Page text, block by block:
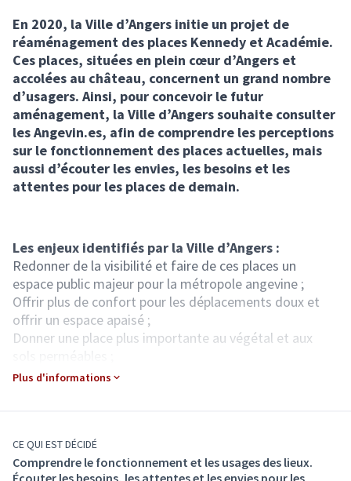
En 2020, la Ville d’Angers initie un projet de
réaménagement des places Kennedy et Académie.
Ces places, situées en plein cœur d’Angers et
accolées au château, concernent un grand nombre
d’usagers. Ainsi, pour concevoir le futur
aménagement, la Ville d’Angers souhaite consulter
les Angevin.es, afin de comprendre les perceptions
sur le fonctionnement des places actuelles, mais
aussi d’écouter les envies, les besoins et les
attentes pour les places de demain.
Les enjeux identifiés par la Ville d’Angers :
Redonner de la visibilité et faire de ces places un
espace public majeur pour la métropole angevine ;
Offrir plus de confort pour les déplacements doux et
offrir un espace apaisé ;
Donner une place plus importante au végétal et aux
Permettre de nouveaux usages, faciliter les rencontres,
COMMENT PARTICIPER ?
Le temps du diagnostic participatif !
Plus d'informations
CE QUI EST DÉCIDÉ
Comprendre le fonctionnement et les usages des lieux.
Écouter les besoins, les attentes et les envies pour les